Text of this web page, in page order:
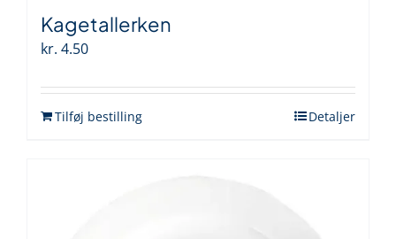
Kagetallerken
kr. 4.50
Tilføj bestilling Detaljer